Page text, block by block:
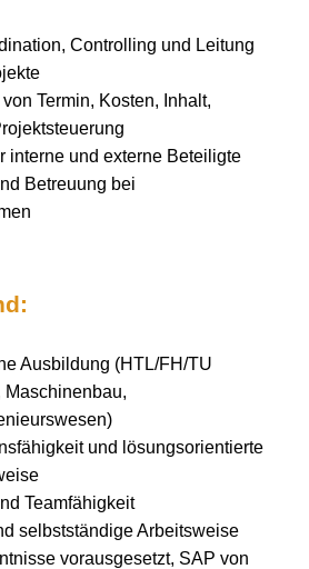
Controlling und Leitung
Termin, Kosten, Inhalt,
interne und externe Beteiligte
Betreuung bei
Ausbildung (HTL/FH/TU
Maschinenbau,
und lösungsorientierte
Teamfähigkeit
selbstständige Arbeitsweise
vorausgesetzt, SAP von